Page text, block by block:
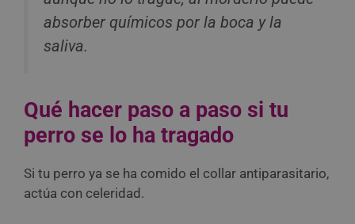
absorber químicos por la boca y la
saliva.
Qué hacer paso a paso si tu
perro se lo ha tragado
Si tu perro ya se ha comido el collar antiparasitario,
actúa con celeridad.